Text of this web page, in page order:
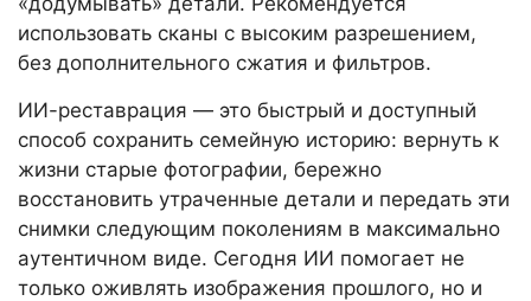
использовать сканы с высоким разрешением,
без дополнительного сжатия и фильтров.
ИИ-реставрация — это быстрый и доступный
способ сохранить семейную историю: вернуть к
жизни старые фотографии, бережно
восстановить утраченные детали и передать эти
снимки следующим поколениям в максимально
аутентичном виде. Сегодня ИИ помогает не
только оживлять изображения прошлого, но и